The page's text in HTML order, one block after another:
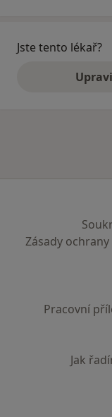
Jste tento lékař?
Zásady
Pracovní
Jak